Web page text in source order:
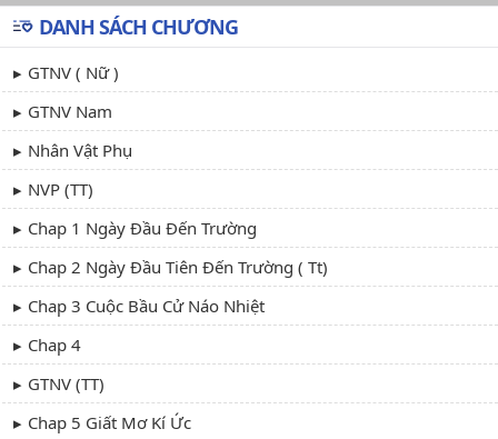
DANH SÁCH CHƯƠNG
GTNV ( Nữ )
GTNV Nam
Nhân Vật Phụ
NVP (TT)
Chap 1 Ngày Đầu Đến Trường
Chap 2 Ngày Đầu Tiên Đến Trường ( Tt)
Chap 3 Cuộc Bầu Cử Náo Nhiệt
Chap 4
GTNV (TT)
Chap 5 Giất Mơ Kí Ức